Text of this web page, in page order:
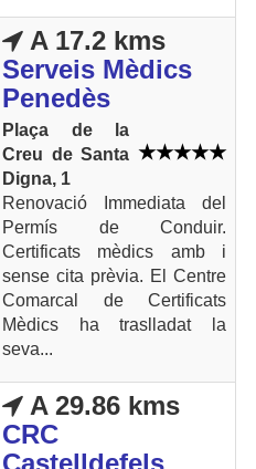
A 17.2 kms
Serveis Mèdics
Penedès
Plaça de la
Creu de Santa
Digna, 1
Renovació Immediata del
Permís de Conduir.
Certificats mèdics amb i
sense cita prèvia. El Centre
Comarcal de Certificats
Mèdics ha traslladat la
seva...
A 29.86 kms
CRC
Castelldefels